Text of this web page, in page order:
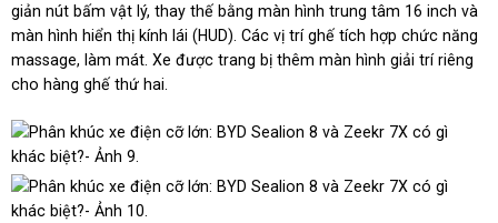
giản nút bấm vật lý, thay thế bằng màn hình trung tâm 16 inch và
màn hình hiển thị kính lái (HUD). Các vị trí ghế tích hợp chức năng
massage, làm mát. Xe được trang bị thêm màn hình giải trí riêng
cho hàng ghế thứ hai.